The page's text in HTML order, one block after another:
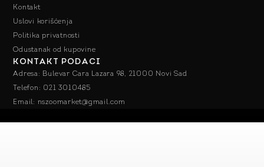
Kontakt
Uslovi korišćenja
Politika privatnosti
Odustanak od kupovine
KONTAKT PODACI
Adresa: Bulevar Cara Lazara 98, 21000 Novi Sad
Telefon: 021 3010485
Email: nszoomarket@gmail.com